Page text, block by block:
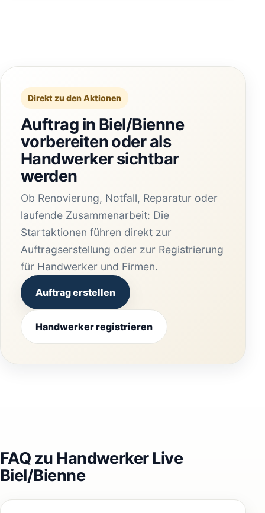
Direkt zu den Aktionen
Auftrag in Biel/Bienne
vorbereiten oder als
Handwerker sichtbar
werden
Ob Renovierung, Notfall, Reparatur oder
laufende Zusammenarbeit: Die
Startaktionen führen direkt zur
Auftragserstellung oder zur Registrierung
für Handwerker und Firmen.
Auftrag erstellen
Handwerker registrieren
FAQ zu Handwerker Live
Biel/Bienne